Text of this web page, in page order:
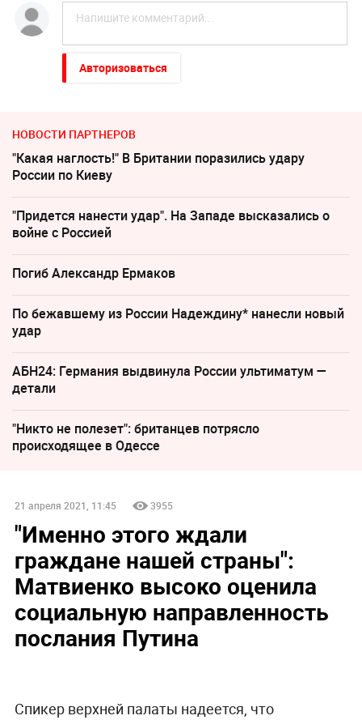
Авторизоваться
НОВОСТИ ПАРТНЕРОВ
"Какая наглость!" В Британии поразились удару
России по Киеву
"Придется нанести удар". На Западе высказались о
войне с Россией
Погиб Александр Ермаков
По бежавшему из России Надеждину* нанесли новый
удар
АБН24: Германия выдвинула России ультиматум —
детали
"Никто не полезет": британцев потрясло
происходящее в Одессе
21 апреля 2021, 11:45 3955
"Именно этого ждали
граждане нашей страны":
Матвиенко высоко оценила
социальную направленность
послания Путина
Спикер верхней палаты надеется, что